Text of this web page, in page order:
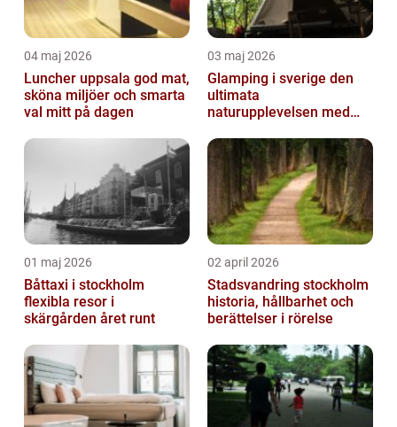
04 maj 2026
Luncher uppsala god mat,
sköna miljöer och smarta
val mitt på dagen
03 maj 2026
Glamping i sverige den
ultimata
naturupplevelsen med
01 maj 2026
Båttaxi i stockholm
flexibla resor i
skärgården året runt
02 april 2026
Stadsvandring stockholm
historia, hållbarhet och
berättelser i rörelse